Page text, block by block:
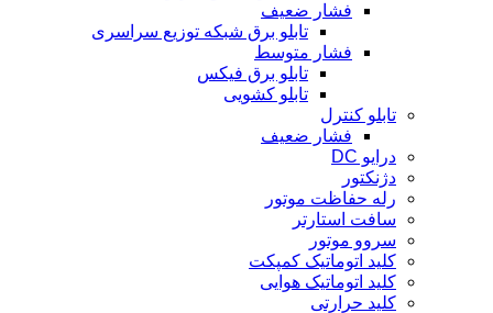
فشار ضعیف
تابلو برق شبکه توزیع سراسری
فشار متوسط
تابلو برق فیکس
تابلو کشویی
تابلو کنترل
فشار ضعیف
درایو DC
دژنکتور
رله حفاظت موتور
سافت استارتر
سروو موتور
کلید اتوماتیک کمپکت
کلید اتوماتیک هوایی
کلید حرارتی